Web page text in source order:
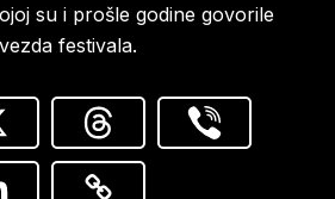
su i prošle godine govorile
festivala.